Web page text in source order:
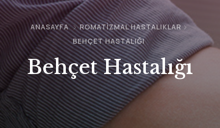
ANASAYFA
ROMATIZMAL HASTALIKLAR
BEHÇET HASTALIĞI
Behçet Hastalığı